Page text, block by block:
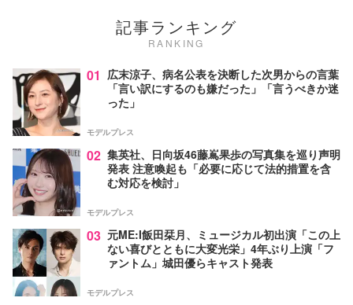
記事ランキング
RANKING
01 広末涼子、病名公表を決断した次男からの言葉
「言い訳にするのも嫌だった」「言うべきか迷
った」
モデルプレス
02 集英社、日向坂46藤嶌果歩の写真集を巡り声明
発表 注意喚起も「必要に応じて法的措置を含
む対応を検討」
モデルプレス
03 元ME:I飯田栞月、ミュージカル初出演「この上
ない喜びとともに大変光栄」4年ぶり上演「フ
ァントム」城田優らキャスト発表
モデルプレス